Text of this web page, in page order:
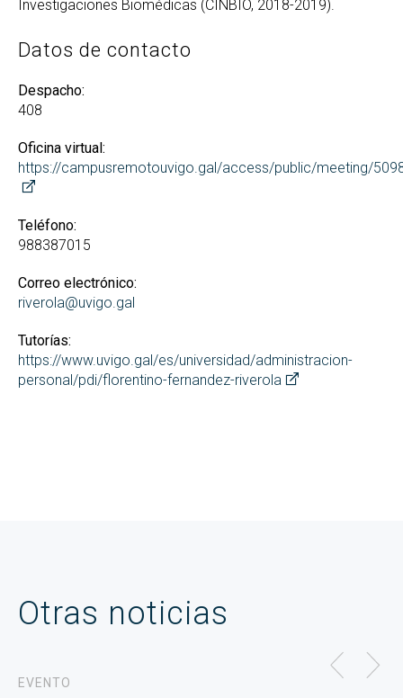
Investigaciones Biomédicas (CINBIO, 2018-2019).
Datos de contacto
Despacho:
408
Oficina virtual:
https://campusremotouvigo.gal/access/public/meeting/
Teléfono:
988387015
Correo electrónico:
riverola@uvigo.gal
Tutorías:
https://www.uvigo.gal/es/universidad/administracion-
personal/pdi/florentino-fernandez-riverola
Otras noticias
EVENTO